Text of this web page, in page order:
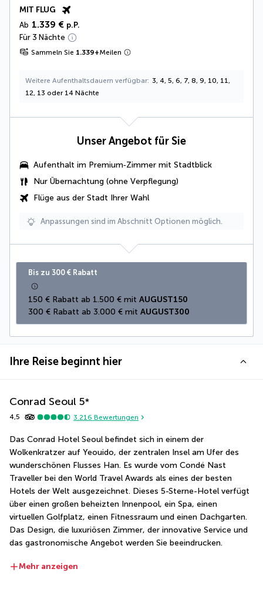
MIT FLUG
Ab 1.339 € p.P.
Für 3 Nächte
Sammeln Sie 1.339+Meilen
Weitere Aufenthaltsdauern verfügbar 3, 4, 5, 6, 7, 8, 9, 10, 11,
12, 13 oder 14 Nächte
Unser Angebot für Sie
Aufenthalt im Premium‑Zimmer mit Stadtblick
Nur Übernachtung (ohne Verpflegung)
Flüge aus der Stadt Ihrer Wahl
Anpassungen sind im Abschnitt Optionen möglich.
Bis zu 300 € Rabatt
150 € Rabatt ab 1.500 € mit AUGUST150
300 € Rabatt ab 3.000 € mit AUGUST300
Ihre Reise beginnt hier
Conrad Seoul 5*
4,5 3.216 Bewertungen
Das Conrad Hotel Seoul befindet sich in einem der
Wolkenkratzer auf Yeouido, der zentralen Insel am Ufer des
wunderschönen Flusses Han. Es wurde vom Condé Nast
Traveller bei den World Travel Awards als eines der besten
Hotels der Welt ausgezeichnet. Dieses 5-Sterne-Hotel verfügt
über einen großen beheizten Innenpool, ein Spa, einen
virtuellen Golfplatz, einen Fitnessraum und einen Dachgarten.
Das Design, die luxuriösen Zimmer, der innovative Service und
das gastronomische Angebot werden Sie beeindrucken.
Mehr anzeigen